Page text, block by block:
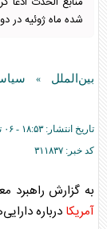
شده ماه ژوئیه در
بین‌الملل »
تاریخ انتشار: ۱۸:۵۳ - ۰۶ تير ۱۴۰۵ -
کد خبر: ۳۱۱۸۳۷
به گزارش راهبرد
آمریکا درباره